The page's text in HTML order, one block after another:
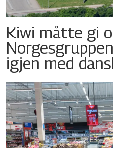
Kiwi måtte gi
igjen med